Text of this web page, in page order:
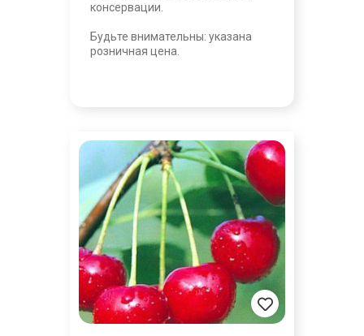
консервации.
Будьте внимательны: указана
розничная цена.